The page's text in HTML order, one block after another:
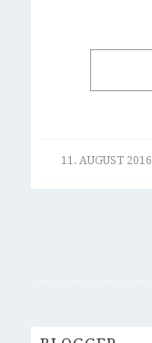
11. AUGUST 2016
/